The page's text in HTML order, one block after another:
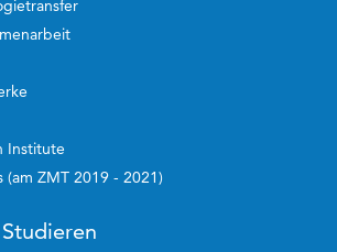
Institute
(am ZMT 2019 - 2021)